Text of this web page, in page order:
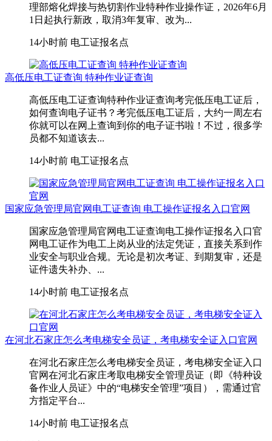
理部熔化焊接与热切割作业特种作业操作证，2026年6月
1日起执行新政，取消3年复审、改为...
14小时前 电工证报名点
高低压电工证查询 特种作业证查询
高低压电工证查询特种作业证查询考完低压电工证后，
如何查询电子证书？考完低压电工证后，大约一周左右
你就可以在网上查询到你的电子证书啦！不过，很多学
员都不知道该去...
14小时前 电工证报名点
国家应急管理局官网电工证查询 电工操作证报名入口官网
国家应急管理局官网电工证查询电工操作证报名入口官
网电工证作为电工上岗从业的法定凭证，直接关系到作
业安全与职业合规。无论是初次考证、到期复审，还是
证件遗失补办、...
14小时前 电工证报名点
在河北石家庄怎么考电梯安全员证，考电梯安全证入口官网
在河北石家庄怎么考电梯安全员证，考电梯安全证入口
官网在河北石家庄考取‌电梯安全管理员证‌（即《特种设
备作业人员证》中的“电梯安全管理”项目），需通过官
方指定平台...
14小时前 电工证报名点